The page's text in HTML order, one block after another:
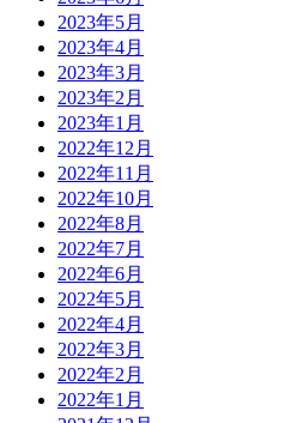
2023年5月
2023年4月
2023年3月
2023年2月
2023年1月
2022年12月
2022年11月
2022年10月
2022年8月
2022年7月
2022年6月
2022年5月
2022年4月
2022年3月
2022年2月
2022年1月